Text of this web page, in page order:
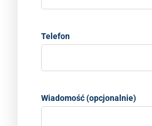
Telefon
Wiadomość (opcjonalnie)